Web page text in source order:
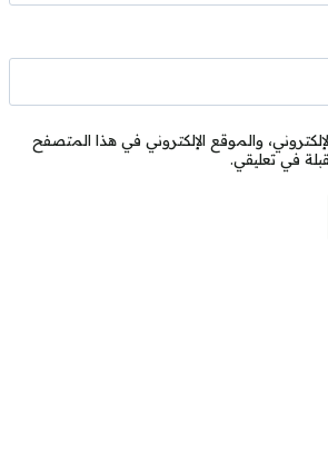
والموقع الإلكتروني في هذا المتصفح
في تعليقي.